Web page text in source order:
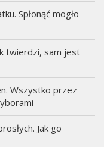
Spłonąć mogło
twierdzi, sam jest
Wszystko przez
Jak go